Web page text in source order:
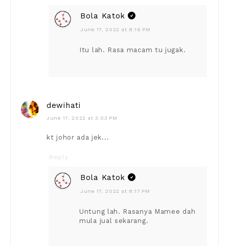
Bola Katok
June 17, 2022 at 8:16 PM
Itu lah. Rasa macam tu jugak.
dewihati
June 17, 2022 at 3:03 PM
kt johor ada jek...
Reply
Bola Katok
June 17, 2022 at 8:17 PM
Untung lah. Rasanya Mamee dah
mula jual sekarang.